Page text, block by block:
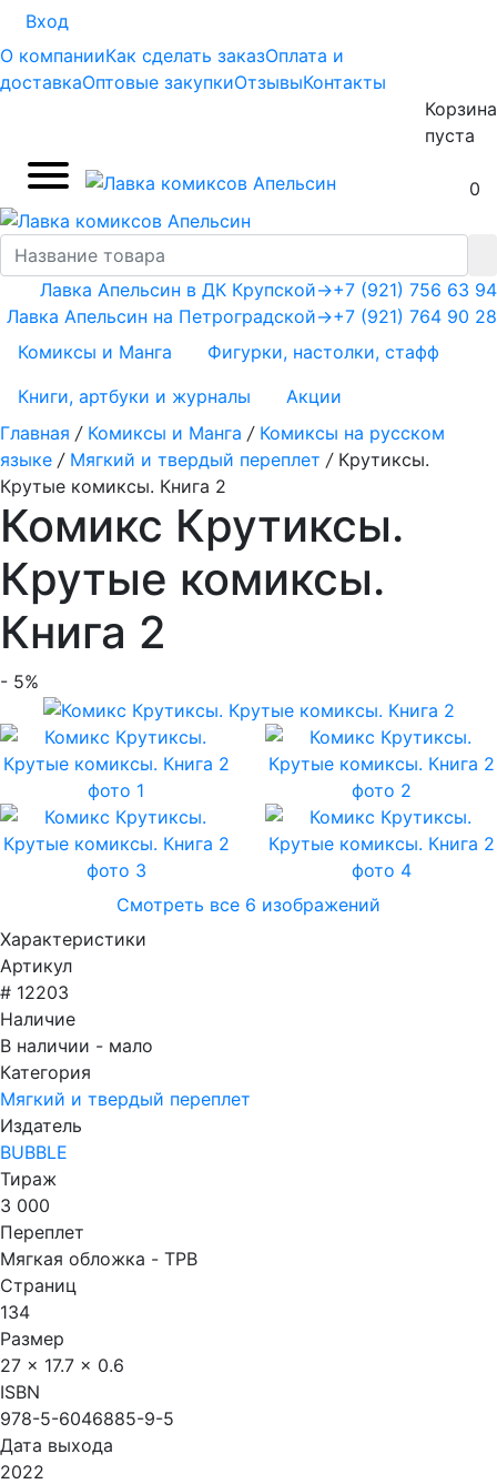
Вход
О компанииКак сделать заказОплата и
доставкаОптовые закупкиОтзывыКонтакты
Корзина
пуста
0
+7 (921) 756 63 94
+7 (921) 764 90 28
Лавка Апельсин в ДК Крупской→
Лавка Апельсин на Петроградской→
Комиксы и Манга
Фигурки, настолки, стафф
Книги, артбуки и журналы
Акции
Главная / Комиксы и Манга / Комиксы на русском
языке / Мягкий и твердый переплет / Крутиксы.
Крутые комиксы. Книга 2
Комикс Крутиксы.
Крутые комиксы.
Книга 2
- 5%
Смотреть все 6 изображений
Характеристики
Артикул
# 12203
Наличие
В наличии - мало
Категория
Мягкий и твердый переплет
Издатель
BUBBLE
Тираж
3 000
Переплет
Мягкая обложка - TPB
Страниц
134
Размер
27 x 17.7 x 0.6
ISBN
978-5-6046885-9-5
Дата выхода
2022